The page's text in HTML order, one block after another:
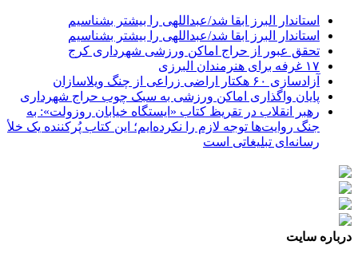
استاندار البرز ابقا شد/عبداللهی را بیشتر بشناسیم
استاندار البرز ابقا شد/عبداللهی را بیشتر بشناسیم
تحقق عبور از حراج اماکن ورزشی شهرداری کرج
۱۷ غرفه برای هنرمندان البرزی
آزادسازی ۶۰ هکتار اراضی زراعی از چنگ ویلاسازان
پایان واگذاری اماکن ورزشی به سبک چوب حراج شهرداری
رهبر انقلاب در تقریظ کتاب «ایستگاه خیابان روزولت»: به
جنگ روایت‌ها توجه لازم را نکرده‌ایم؛ این کتاب پُرکننده‌ یک خلأ
رسانه‌ای تبلیغاتی است
درباره سایت